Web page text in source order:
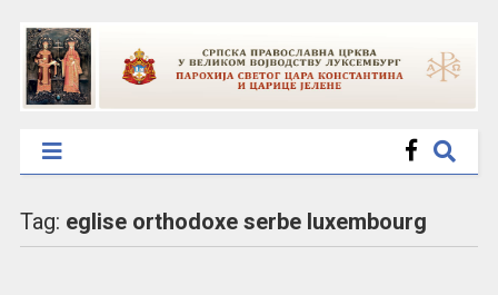
Tag: eglise orthodoxe serbe luxembourg